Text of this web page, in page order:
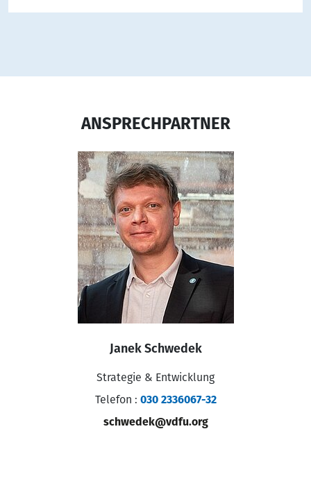
ANSPRECHPARTNER
Janek Schwedek
Strategie & Entwicklung
Telefon : 030 2336067-32
schwedek@vdfu.org